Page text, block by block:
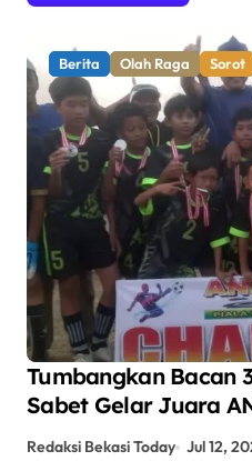
Berita Olah Raga Sorot
Tumbangkan Bacan
Sabet Gelar Juara
CUP 2026
Redaksi Bekasi Today Jul 12,